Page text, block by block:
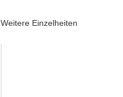
Weitere Einzelheiten